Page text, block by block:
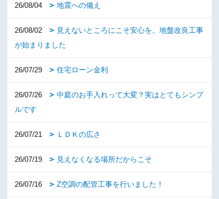
26/08/04 地震への備え
26/08/02
見えないところにこそ安心を。地盤改良工事
が始まりました
26/07/29 住宅ローン金利
26/07/26
中庭のお手入れって大変？実はとてもシンプ
ルです
26/07/21 ＬＤＫの広さ
26/07/19 見えなくなる場所だからこそ
26/07/16 Z空調の配管工事を行いました！